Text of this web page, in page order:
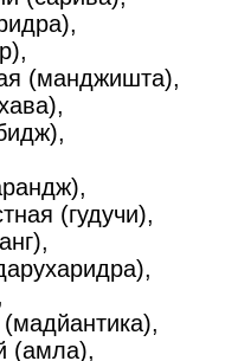
(манджишта),
(гудучи),
(амла),